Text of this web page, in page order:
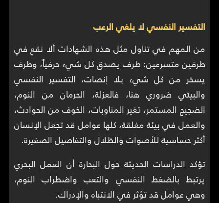
التفسير النفسي لا يلغي الرعب
من المهم في تناول مثل هذه الشهادات ألا نقع في
طرفين متسرعين: طرف يصدق كل شيء حرفياً، وطرف
يسخر من كل شيء بلا إنصات، التفسير النفسي
والبيئي ضروري هنا، فالعزلة، الحرمان من النوم،
الضجيج المستمر، تغير المناوبات، الخوف من الحوادث،
والعمل في بيئة مغلقة، كلها عوامل قد تجعل الإنسان
أكثر حساسية للأصوات والظلال والتفاصيل الصغيرة.
تؤكد الدراسات الحديثة حول البحارة أن العمل البحري
يرتبط بالضغط النفسي والتعب واضطراب النوم،
وهي عوامل قد تؤثر في الانتباه والإدراك.